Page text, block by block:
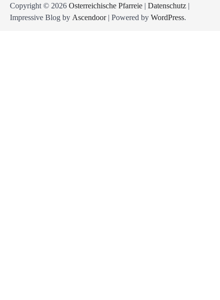
Copyright © 2026 Osterreichische Pfarreie | Datenschutz |
Impressive Blog by Ascendoor| Powered by WordPress.